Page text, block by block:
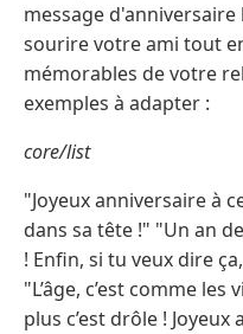
message
sourire votre ami tout
mémorables de votre
exemples à adapter :
core/list
"Joyeux anniversaire à
dans sa tête !" "Un an
! Enfin, si tu veux dire
"L’âge, c’est comme
plus c’est drôle !